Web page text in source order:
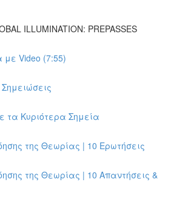
ILLUMINATION: PREPASSES
Video (7:55)
τα Κυριότερα Σημεία
της Θεωρίας | 10 Ερωτήσεις
της Θεωρίας | 10 Απαντήσεις &